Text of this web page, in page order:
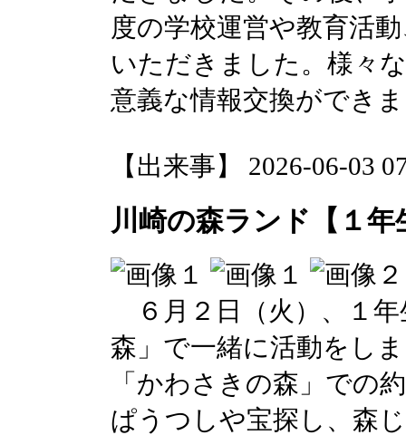
度の学校運営や教育活
いただきました。様々
意義な情報交換ができ
【出来事】 2026-06-03
川崎の森ランド【１年
６月２日（火）、１
森」で一緒に活動をし
「かわさきの森」での
ぱうつしや宝探し、森